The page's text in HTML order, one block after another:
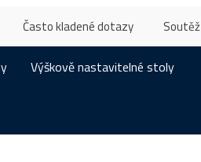
Často kladené dotazy Soutěž
Výškově nastavitelné stoly